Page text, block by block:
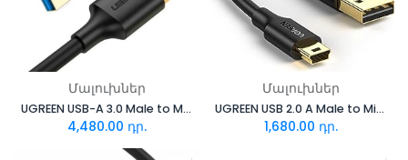
Մալուխներ
UGREEN USB-A 3.0 Male to Male Cable 3m 90576
4,480.00 դր.
Մալուխներ
UGREEN USB 2.0 A Male to Mini 5 Pin Male Cable 1m 10355
1,680.00 դր.